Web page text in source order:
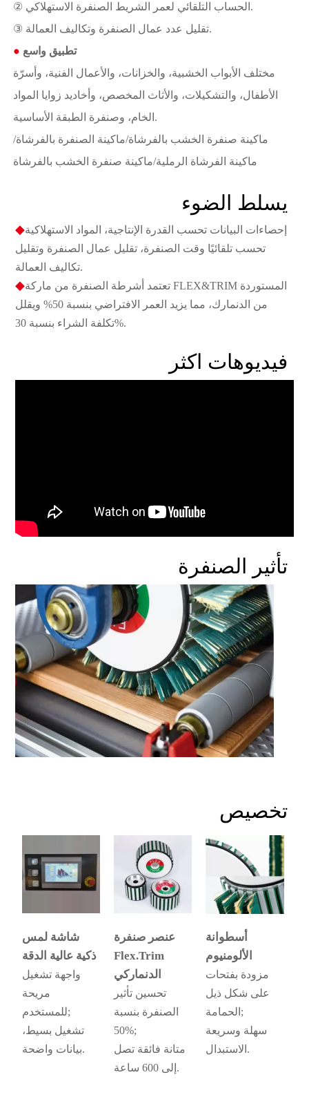
② الحساب التلقائي لعمر الشريط الصنفرة الاستهلاكي.
③ تقليل عدد عمال الصنفرة وتكاليف العمالة.
● تطبيق واسع
مختلف الأبواب الخشبية، والخزانات، والأعمال الفنية، وأسرّة
الأطفال، والتشكيلات، والأثاث المخصص، وأخاديد زوايا المواد
الخام، وصنفرة الطبقة الأساسية.
ماكينة صنفرة الخشب بالفرشاة/ماكينة الصنفرة بالفرشاة/
ماكينة الفرشاة الرملية/ماكينة صنفرة الخشب بالفرشاة
يسلط الضوء
◆إحصاءات البيانات تحسب القدرة الإنتاجية، المواد الاستهلاكية
تحسب تلقائيًا وقت الصنفرة، تقليل عمال الصنفرة وتقليل
تكاليف العمالة.
◆تعتمد أشرطة الصنفرة من ماركة FLEX&TRIM المستوردة
من الدنمارك، مما يزيد العمر الافتراضي بنسبة 50% ويقلل
تكلفة الشراء بنسبة 30%.
فيديوهات اكثر
تأثير الصنفرة
تخصيص
شاشة لمس
ذكية عالية الدقة
واجهة تشغيل
مريحة
للمستخدم;
تشغيل بسيط،
بيانات واضحة.
عنصر صنفرة
Flex.Trim
الدنماركي
تحسين تأثير
الصنفرة بنسبة
50%;
متانة فائقة تصل
إلى 600 ساعة.
أسطوانة
الألومنيوم
مزودة بفتحات
على شكل ذيل
الحمامة;
سهلة وسريعة
الاستبدال.